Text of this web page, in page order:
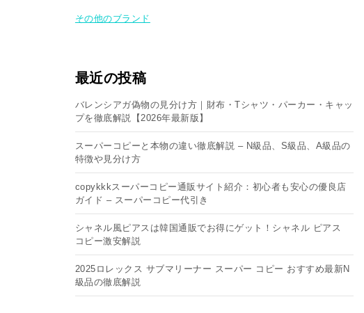
その他のブランド
最近の投稿
バレンシアガ偽物の見分け方｜財布・Tシャツ・パーカー・キャッ
プを徹底解説【2026年最新版】
スーパーコピーと本物の違い徹底解説 – N級品、S級品、A級品の
特徴や見分け方
copykkkスーパーコピー通販サイト紹介：初心者も安心の優良店
ガイド – スーパーコピー代引き
シャネル風ピアスは韓国通販でお得にゲット！シャネル ピアス
コピー​激安解説
2025ロレックス サブマリーナー スーパー コピー おすすめ最新N
級品の徹底解説